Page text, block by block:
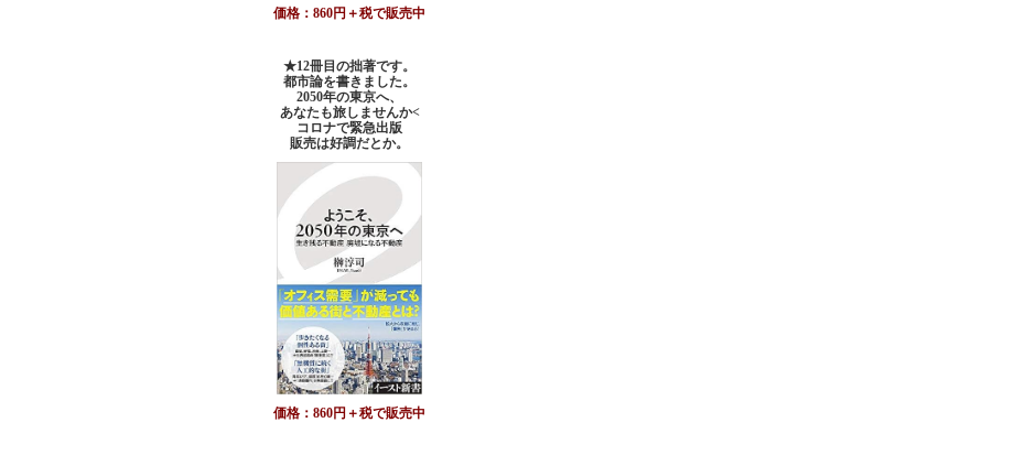
価格：860円＋税で販売中
★12冊目の拙著です。
都市論を書きました。
2050年の東京へ、
あなたも旅しませんか<
コロナで緊急出版
販売は好調だとか。
価格：860円＋税で販売中